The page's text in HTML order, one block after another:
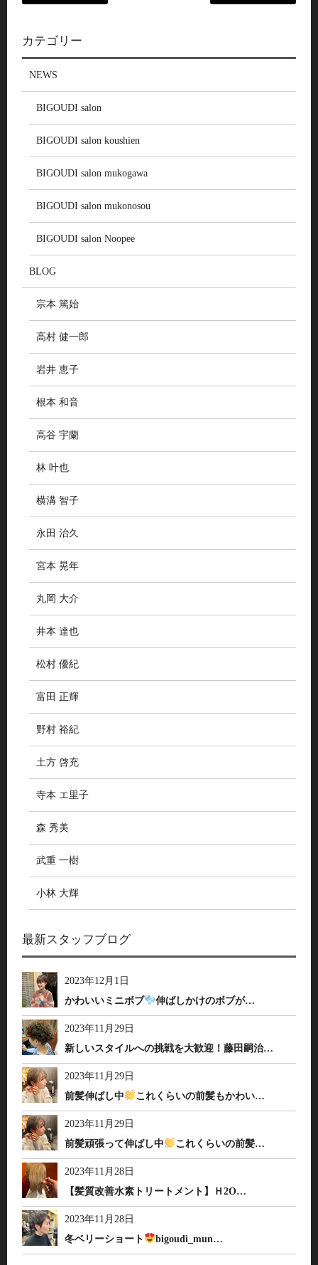
カテゴリー
NEWS
BIGOUDI salon
BIGOUDI salon koushien
BIGOUDI salon mukogawa
BIGOUDI salon mukonosou
BIGOUDI salon Noopee
BLOG
宗本 篤始
高村 健一郎
岩井 恵子
根本 和音
高谷 宇蘭
林 叶也
横溝 智子
永田 治久
宮本 晃年
丸岡 大介
井本 達也
松村 優紀
富田 正輝
野村 裕紀
土方 啓充
寺本 エ里子
森 秀美
武重 一樹
小林 大輝
最新スタッフブログ
2023年12月1日
かわいいミニボブ
伸ばしかけのボブが…
2023年11月29日
新しいスタイルへの挑戦を大歓迎！藤田嗣治…
2023年11月29日
前髪伸ばし中
これくらいの前髪もかわい…
2023年11月29日
前髪頑張って伸ばし中
これくらいの前髪…
2023年11月28日
【髪質改善水素トリートメント】Ｈ2O…
2023年11月28日
冬ベリーショート
bigoudi_mun…